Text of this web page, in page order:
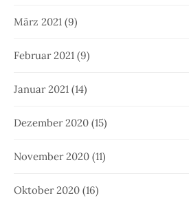
März 2021 (9)
Februar 2021 (9)
Januar 2021 (14)
Dezember 2020 (15)
November 2020 (11)
Oktober 2020 (16)